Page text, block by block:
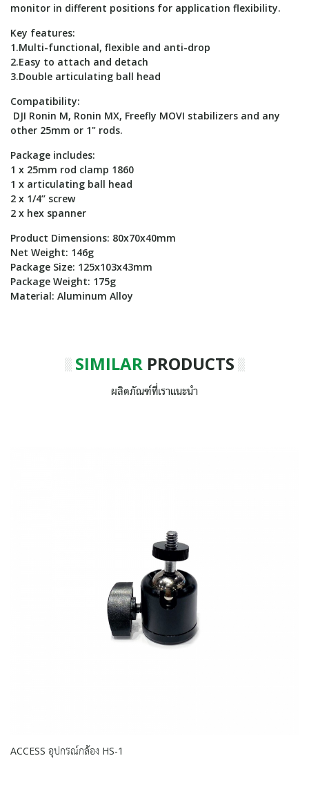
monitor in different positions for application flexibility.
Key features:
1.Multi-functional, flexible and anti-drop
2.Easy to attach and detach
3.Double articulating ball head
Compatibility:
DJI Ronin M, Ronin MX, Freefly MOVI stabilizers and any
other 25mm or 1" rods.
Package includes:
1 x 25mm rod clamp 1860
1 x articulating ball head
2 x 1/4’’ screw
2 x hex spanner
Product Dimensions: 80x70x40mm
Net Weight: 146g
Package Size: 125x103x43mm
Package Weight: 175g
Material: Aluminum Alloy
SIMILARPRODUCTS
ผลิตภัณฑ์ที่เราแนะนำ
ACCESS อุปกรณ์กล้อง HS-1